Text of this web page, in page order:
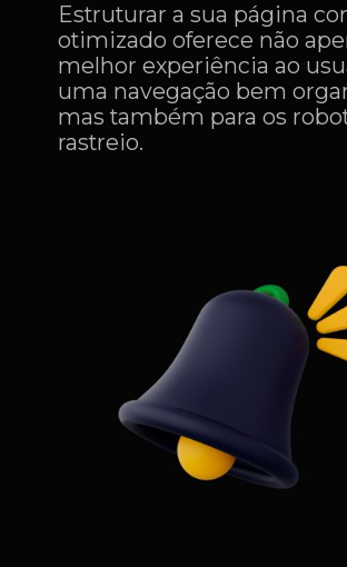
Estruturar a sua página
otimizado oferece não
melhor experiência ao
uma navegação bem
mas também para os
rastreio.